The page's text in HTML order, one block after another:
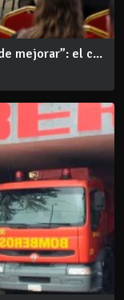
mejorar”: el c...